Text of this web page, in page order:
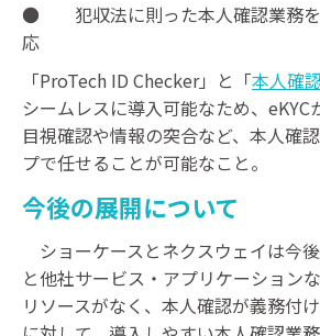
● 犯収法に則った本人確認業務を
応
「ProTech ID Checker」と「本人確
シームレスに導入可能なため、eKYC
目視確認や情報の突合など、本人確
プで任せることが可能なこと。
今後の展開について
ショーケースとネクスウェイは今
と他社サービス・アプリケーション
リソースがなく、本人確認が義務付